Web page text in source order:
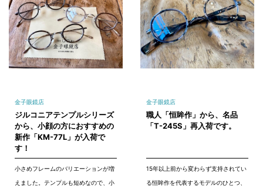
金子眼鏡店
ジルコニアテンプルシリーズ
から、小顔の方におすすめの
新作「KM-77L」が入荷で
す！
小さめフレームのバリエーションが増
えました。テンプルも短めなので、小
金子眼鏡店
職人「恒眸作」から、名品
「T-245S」再入荷です。
15年以上前から変わらず支持されてい
る恒眸作を代表するモデルのひとつ、